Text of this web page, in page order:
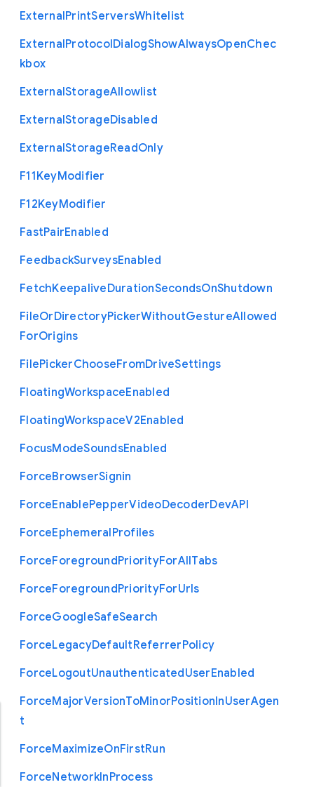
ExternalPrintServersWhitelist
ExternalProtocolDialogShowAlwaysOpenChec
kbox
ExternalStorageAllowlist
ExternalStorageDisabled
ExternalStorageReadOnly
F11KeyModifier
F12KeyModifier
FastPairEnabled
FeedbackSurveysEnabled
FetchKeepaliveDurationSecondsOnShutdown
FileOrDirectoryPickerWithoutGestureAllowed
ForOrigins
FilePickerChooseFromDriveSettings
FloatingWorkspaceEnabled
FloatingWorkspaceV2Enabled
FocusModeSoundsEnabled
ForceBrowserSignin
ForceEnablePepperVideoDecoderDevAPI
ForceEphemeralProfiles
ForceForegroundPriorityForAllTabs
ForceForegroundPriorityForUrls
ForceGoogleSafeSearch
ForceLegacyDefaultReferrerPolicy
ForceLogoutUnauthenticatedUserEnabled
ForceMajorVersionToMinorPositionInUserAgen
t
ForceMaximizeOnFirstRun
ForceNetworkInProcess